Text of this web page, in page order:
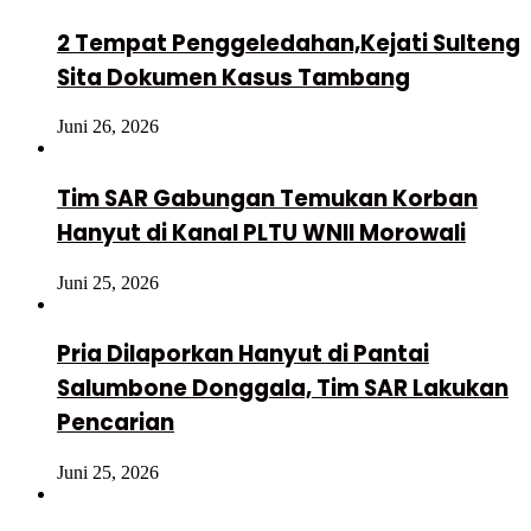
2 Tempat Penggeledahan,Kejati Sulteng
Sita Dokumen Kasus Tambang
Juni 26, 2026
Tim SAR Gabungan Temukan Korban
Hanyut di Kanal PLTU WNII Morowali
Juni 25, 2026
Pria Dilaporkan Hanyut di Pantai
Salumbone Donggala, Tim SAR Lakukan
Pencarian
Juni 25, 2026